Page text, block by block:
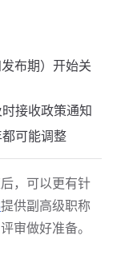
布期）开始关
接收政策通知
可能调整
，可以更有针
提供副高级职称
审做好准备。